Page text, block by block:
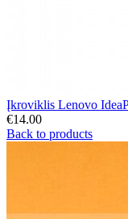
Įkroviklis Lenovo
€14.00
Back to products